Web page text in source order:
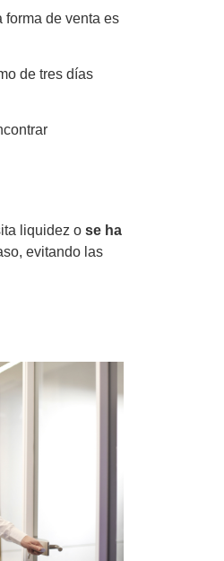
forma de venta es
de tres días
liquidez o se ha
evitando las